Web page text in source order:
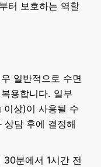
터 보호하는 역할
일반적으로 수면
용합니다. 일부
상)이 사용될 수
상담 후에 결정해
30분에서 1시간 전